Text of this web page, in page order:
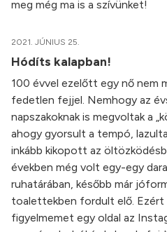
meg még ma is a szívünket!
2021. JÚNIUS 25.
Hódíts kalapban!
100 évvel ezelőtt egy nő nem
fedetlen fejjel. Nemhogy az
napszakoknak is megvoltak a
ahogy gyorsult a tempó,
inkább kikopott az
években még volt egy-egy
ruhatárában, később már
toalettekben fordult elő.
figyelmemet egy oldal az